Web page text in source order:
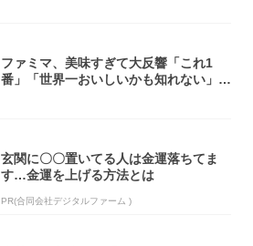
ファミマ、美味すぎて大反響「これ1
番」「世界一おいしいかも知れない」
玄関に〇〇置いてる人は金運落ちてま
す…金運を上げる方法とは
PR(合同会社デジタルファーム )